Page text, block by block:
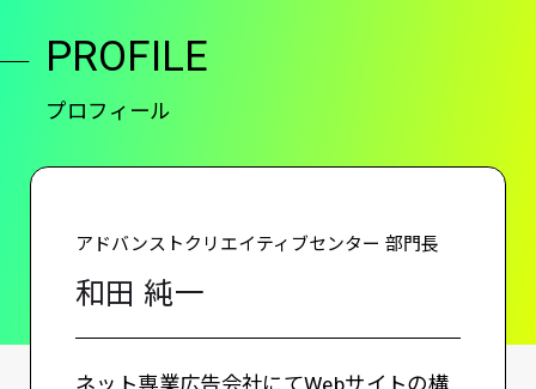
PROFILE
プロフィール
和田 純一
アドバンストクリエイティブセンター 部門長
ネット専業広告会社にてWebサイトの構